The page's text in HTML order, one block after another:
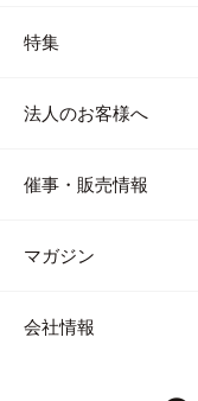
特集
法人のお客様へ
催事・販売情報
マガジン
会社情報